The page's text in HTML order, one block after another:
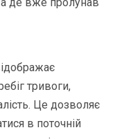
тривоги,
Це дозволяє
в поточній